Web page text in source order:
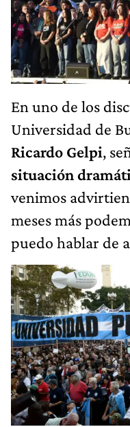
En uno de los
Universidad de
Ricardo Gelpi,
situación
venimos
meses más
puedo hablar de